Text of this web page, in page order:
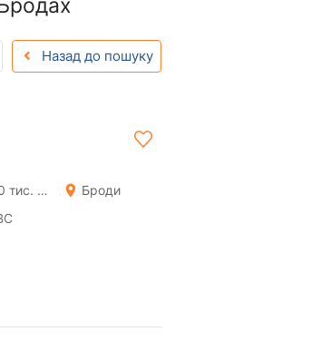
Назад до пошуку
180 тис. км
Броди